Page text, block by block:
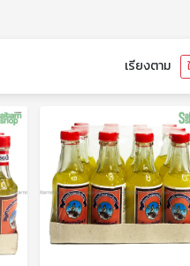
เรียงตาม